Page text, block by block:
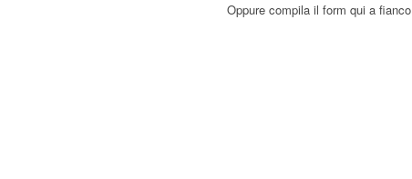
Oppure compila il form qui a fianco